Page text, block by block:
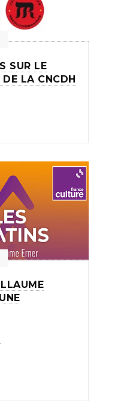
SUR LE
LA CNCDH